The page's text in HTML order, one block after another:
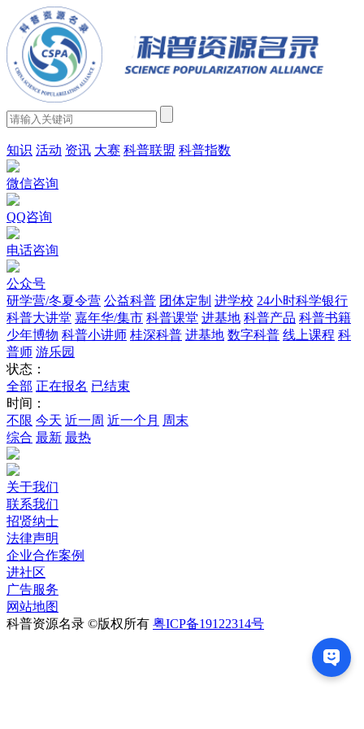
知识 活动 资讯 大赛 科普联盟 科普指数
微信咨询
QQ咨询
电话咨询
公众号
研学营/冬夏令营 公益科普 团体定制 进学校 24小时科学银行
科普大讲堂 嘉年华/集市 科普课堂 进基地 科普产品 科普书籍
少年博物 科普小讲师 桂深科普 进基地 数字科普 线上课程 科
普师 游乐园
状态：
全部 正在报名 已结束
时间：
不限 今天 近一周 近一个月 周末
综合 最新 最热
关于我们
联系我们
招贤纳士
法律声明
企业合作案例
进社区
广告服务
网站地图
科普资源名录 ©版权所有 粤ICP备19122314号